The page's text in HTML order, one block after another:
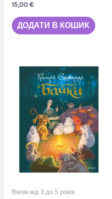
15,00€
ДОДАТИ В КОШИК
Віком від 3 до 5 років